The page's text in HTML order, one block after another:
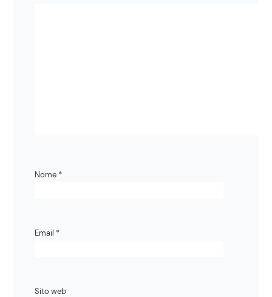
Nome *
Email *
Sito web